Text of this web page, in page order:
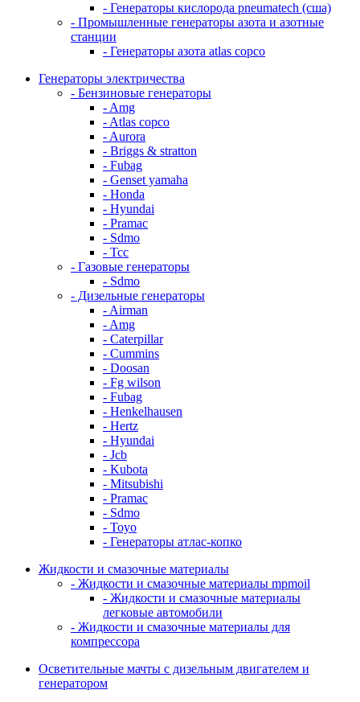
- Генераторы кислорода pneumatech (сша)
- Промышленные генераторы азота и азотные
станции
- Генераторы азота atlas copco
Генераторы электричества
- Бензиновые генераторы
- Amg
- Atlas copco
- Aurora
- Briggs & stratton
- Fubag
- Genset yamaha
- Honda
- Hyundai
- Pramac
- Sdmo
- Тсс
- Газовые генераторы
- Sdmo
- Дизельные генераторы
- Airman
- Amg
- Caterpillar
- Cummins
- Doosan
- Fg wilson
- Fubag
- Henkelhausen
- Hertz
- Hyundai
- Jcb
- Kubota
- Mitsubishi
- Pramac
- Sdmo
- Toyo
- Генераторы атлас-копко
Жидкости и смазочные материалы
- Жидкости и смазочные материалы mpmoil
- Жидкости и смазочные материалы
легковые автомобили
- Жидкости и смазочные материалы для
компрессора
Осветительные мачты с дизельным двигателем и
генератором